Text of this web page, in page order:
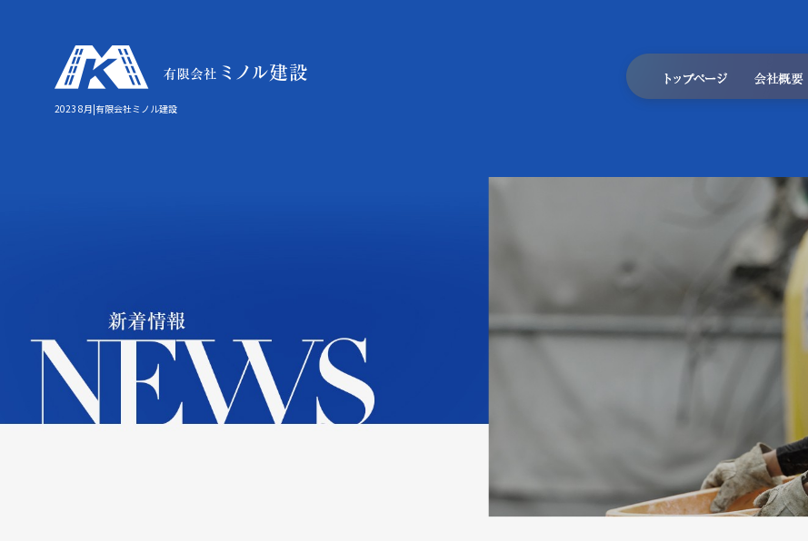
2023 8月|有限会社ミノル建設